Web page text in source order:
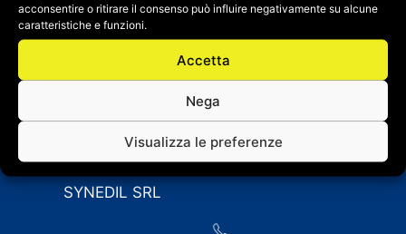
acconsentire o ritirare il consenso può influire negativamente su alcune
caratteristiche e funzioni.
Accetta
Nega
Visualizza le preferenze
CONTATTI
SYNEDIL SRL